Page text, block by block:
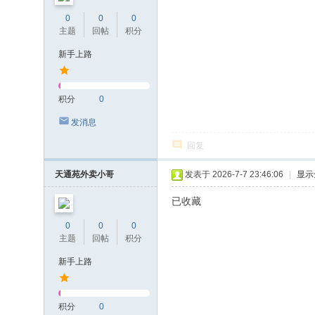
0
主题
0
回帖
0
积分
新手上路
积分 0
发消息
回复
天通苑外卖小哥
0
主题
0
回帖
0
积分
新手上路
积分 0
发表于 2026-7-7 23:46:06 显
已收藏